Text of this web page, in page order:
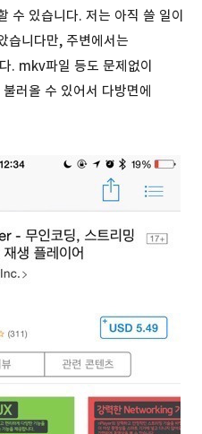
수 있습니다. 저는 아직 쓸 일이
습니다만, 주변에서는
. mkv파일 등도 문제없이
러올 수 있어서 다방면에